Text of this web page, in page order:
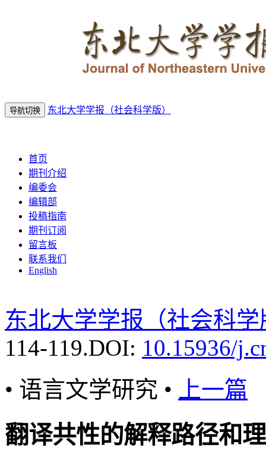
导航切换 东北大学学报（社会科学版）
首页
期刊介绍
编委会
编辑部
投稿指南
期刊订阅
留言板
联系我们
English
东北大学学报（社会科学
114-119.DOI: 10.15936/
• 语言文学研究 •
上一篇
翻译共性的解释路径和